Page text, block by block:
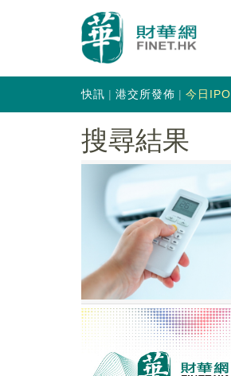
快訊 港交所發佈 今日IPO
搜尋結果